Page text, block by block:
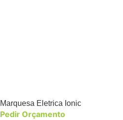
Marquesa Eletrica Ionic
Pedir Orçamento